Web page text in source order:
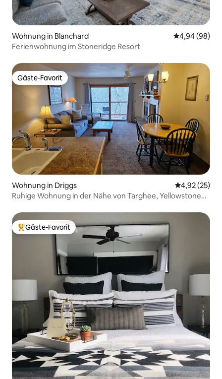
Wohnung in Blanchard
4,94 (98)
Ferienwohnung im Stoneridge Resort
Gäste-Favorit
Gäste-Favorit
Wohnung in Driggs
4,92 (25)
Ruhige Wohnung in der Nähe von Targhee, Yellowstone
Beliebter Gäste-Favorit.
Gäste-Favorit